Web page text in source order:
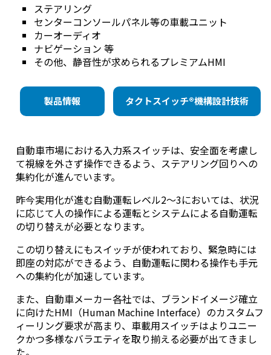
ステアリング
センターコンソールパネル等の車載ユニット
カーオーディオ
ナビゲーション 等
その他、静音性が求められるプレミアムHMI
製品情報 タクトスイッチ®機構設計技術
自動車市場における入力系スイッチは、安全面を考慮し
て視線を外さず操作できるよう、ステアリング回りへの
集約化が進んでいます。
昨今実用化が進む自動運転レベル2～3においては、状況
に応じて人の操作による運転とシステムによる自動運転
の切り替えが必要となります。
この切り替えにもスイッチが使われており、緊急時には
即座の対応ができるよう、自動運転に関わる操作も手元
への集約化が加速しています。
また、自動車メーカー各社では、ブランドイメージ確立
に向けたHMI（Human Machine Interface）のカスタムフ
ィーリング要求が高まり、車載用スイッチはよりユニー
クかつ多様なバラエティを取り揃える必要が出てきまし
た。